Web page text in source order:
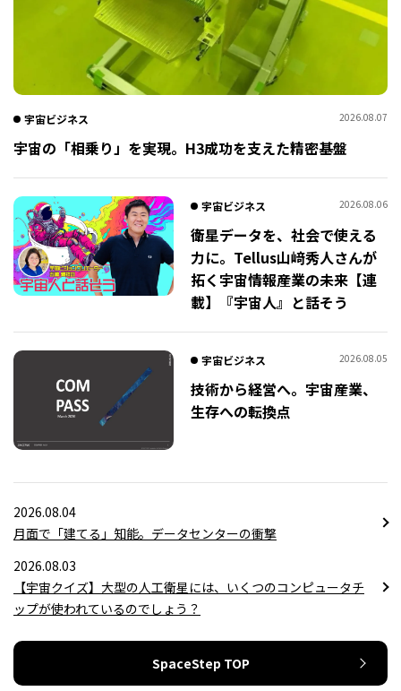
宇宙ビジネス 2026.08.07
宇宙の「相乗り」を実現。H3成功を支えた精密基盤
宇宙ビジネス 2026.08.06
衛星データを、社会で使える
力に。Tellus山﨑秀人さんが
拓く宇宙情報産業の未来【連
載】『宇宙人』と話そう
宇宙ビジネス 2026.08.05
技術から経営へ。宇宙産業、
生存への転換点
2026.08.04
月面で「建てる」知能。データセンターの衝撃
2026.08.03
【宇宙クイズ】大型の人工衛星には、いくつのコンピュータチ
ップが使われているのでしょう？
SpaceStep TOP